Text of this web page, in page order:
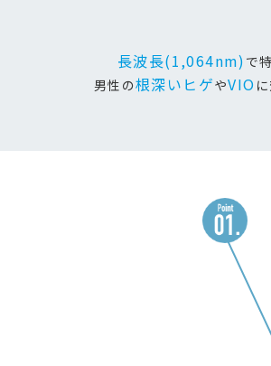
長波長(1,064nm) で
男性の根深いヒゲやVIO